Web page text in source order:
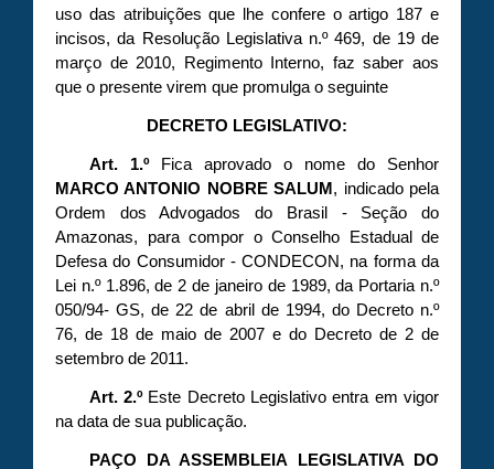
uso das atribuições que lhe confere o artigo 187 e
incisos, da Resolução Legislativa n.º 469, de 19 de
março de 2010, Regimento Interno, faz saber aos
que o presente virem que promulga o seguinte
DECRETO LEGISLATIVO:
Art. 1.ºFica aprovado o nome do Senhor
MARCO ANTONIO NOBRE SALUM , indicado pela
Ordem dos Advogados do Brasil - Seção do
Amazonas, para compor o Conselho Estadual de
Defesa do Consumidor - CONDECON, na forma da
Lei n.º 1.896, de 2 de janeiro de 1989, da Portaria n.º
050/94- GS, de 22 de abril de 1994, do Decreto n.º
76, de 18 de maio de 2007 e do Decreto de 2 de
setembro de 2011.
Art. 2.ºEste Decreto Legislativo entra em vigor
na data de sua publicação.
PAÇO DA ASSEMBLEIA LEGISLATIVA DO